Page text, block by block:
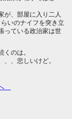
が、部屋に入り二人
いのナイフを突き立
っている政治家は世
のは。
、悲しいけど。